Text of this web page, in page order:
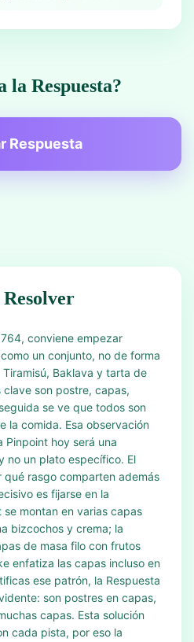
la Respuesta?
Respuesta
conviene empezar
un conjunto, no de forma
Baklava y tarta de
son postre, capas,
se ve que todos son
la comida. Esa observación
Pinpoint hoy será una
no un plato específico. El
qué rasgo comparten además
es fijarse en la
montan en varias capas
bizcochos y crema; la
de masa filo con frutos
enfatiza las capas incluso en
ese patrón, la Respuesta
son postres en capas,
capas. Esta solución
cada pista, por eso la